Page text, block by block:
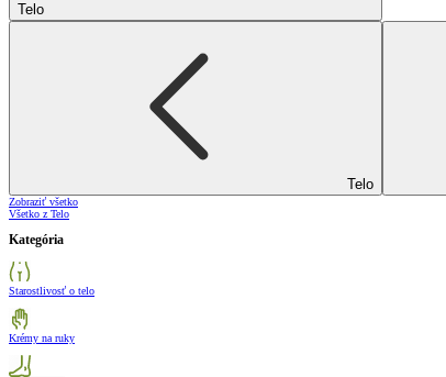
Telo
Telo
Zobraziť všetko
Všetko z Telo
Kategória
Starostlivosť o telo
Krémy na ruky